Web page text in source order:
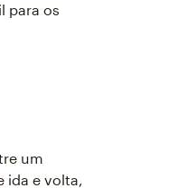
para os
um
ida e volta,